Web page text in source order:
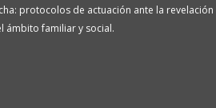
protocolos de actuación ante la revelación
ámbito familiar y social.